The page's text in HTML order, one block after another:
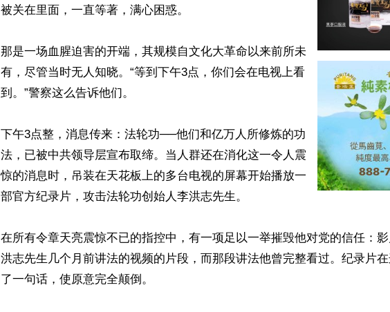
被关在里面，一直等著，满心困惑。
那是一场血腥迫害的开端，其规模自文化大革命以来前所未
有，尽管当时无人知晓。“等到下午3点，你们会在电视上看
到。”警察这么告诉他们。
下午3点整，消息传来：法轮功──他们和亿万人所修炼的功
法，已被中共领导层宣布取缔。当人群还在消化这一令人震
惊的消息时，吊装在天花板上的多台电视的屏幕开始播放一
部官方纪录片，攻击法轮功创始人李洪志先生。
在所有令章天亮震惊不已的指控中，有一项足以一举摧毁他对党的信任：
洪志先生几个月前讲法的视频的片段，而那段讲法他曾完整看过。纪录片
了一句话，使原意完全颠倒。